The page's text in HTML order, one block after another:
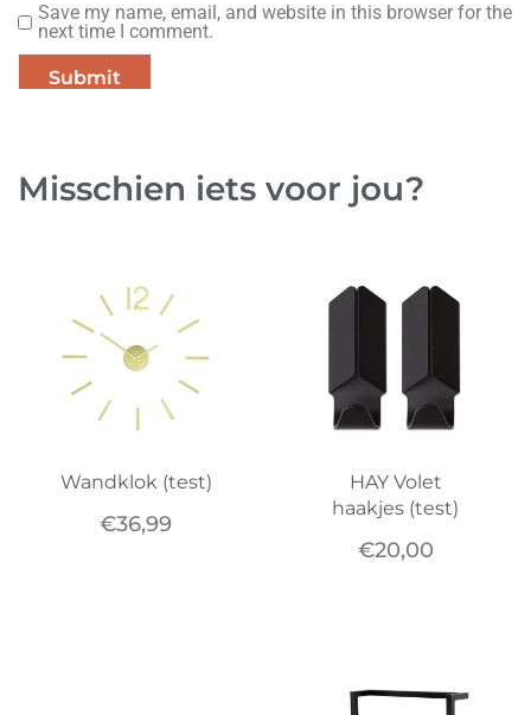
Save my name, email, and website in this browser for the
next time I comment.
Misschien iets voor jou?
Wandklok (test)
€36,99
HAY Volet
haakjes (test)
€20,00